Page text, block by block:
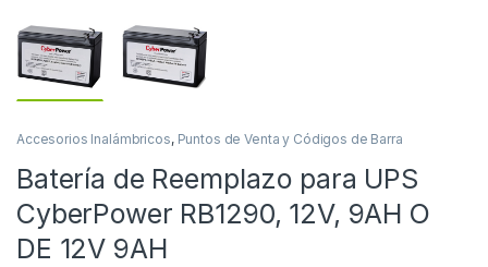
Accesorios Inalámbricos, Puntos de Venta y Códigos de Barra
Batería de Reemplazo para UPS
CyberPower RB1290, 12V, 9AH O
DE 12V 9AH